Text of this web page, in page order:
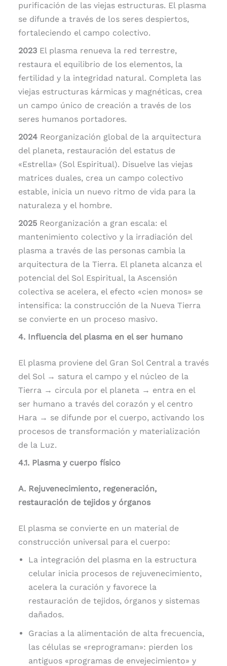
purificación de las viejas estructuras. El plasma
se difunde a través de los seres despiertos,
fortaleciendo el campo colectivo.
2023 El plasma renueva la red terrestre,
restaura el equilibrio de los elementos, la
fertilidad y la integridad natural. Completa las
viejas estructuras kármicas y magnéticas, crea
un campo único de creación a través de los
seres humanos portadores.
2024 Reorganización global de la arquitectura
del planeta, restauración del estatus de
«Estrella» (Sol Espiritual). Disuelve las viejas
matrices duales, crea un campo colectivo
estable, inicia un nuevo ritmo de vida para la
naturaleza y el hombre.
2025 Reorganización a gran escala: el
mantenimiento colectivo y la irradiación del
plasma a través de las personas cambia la
arquitectura de la Tierra. El planeta alcanza el
potencial del Sol Espiritual, la Ascensión
colectiva se acelera, el efecto «cien monos» se
intensifica: la construcción de la Nueva Tierra
se convierte en un proceso masivo.
4. Influencia del plasma en el ser humano
El plasma proviene del Gran Sol Central a través
del Sol → satura el campo y el núcleo de la
Tierra → circula por el planeta → entra en el
ser humano a través del corazón y el centro
Hara → se difunde por el cuerpo, activando los
procesos de transformación y materialización
de la Luz.
4.1. Plasma y cuerpo físico
A. Rejuvenecimiento, regeneración,
restauración de tejidos y órganos
El plasma se convierte en un material de
construcción universal para el cuerpo:
La integración del plasma en la estructura
celular inicia procesos de rejuvenecimiento,
acelera la curación y favorece la
restauración de tejidos, órganos y sistemas
dañados.
Gracias a la alimentación de alta frecuencia,
las células se «reprograman»: pierden los
antiguos «programas de envejecimiento» y